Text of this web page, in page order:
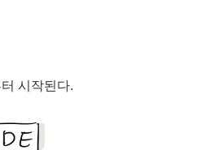
시작된다.